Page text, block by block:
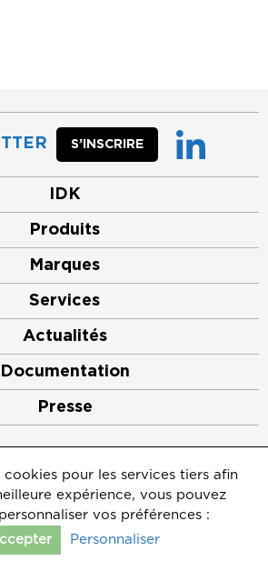
S’INSCRIRE
IDK
Produits
Marques
Services
Actualités
Documentation
Presse
Mentions légales
Crédits
des données personnelles
Gérer les cookies
Contact
le comparateur
cookies pour les services tiers afin
expérience, vous pouvez
vos préférences :
Personnaliser